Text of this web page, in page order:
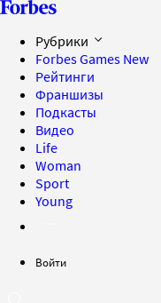
Рубрики
Forbes Games New
Рейтинги
Франшизы
Подкасты
Видео
Life
Woman
Sport
Young
Войти